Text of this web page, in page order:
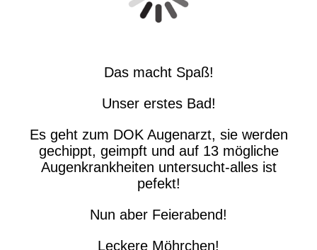
Das macht Spaß!
Unser erstes Bad!
Es geht zum DOK Augenarzt, sie werden
gechippt, geimpft und auf 13 mögliche
Augenkrankheiten untersucht-alles ist
pefekt!
Nun aber Feierabend!
Leckere Möhrchen!